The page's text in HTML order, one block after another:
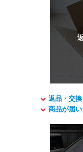
返品・交
商品が届